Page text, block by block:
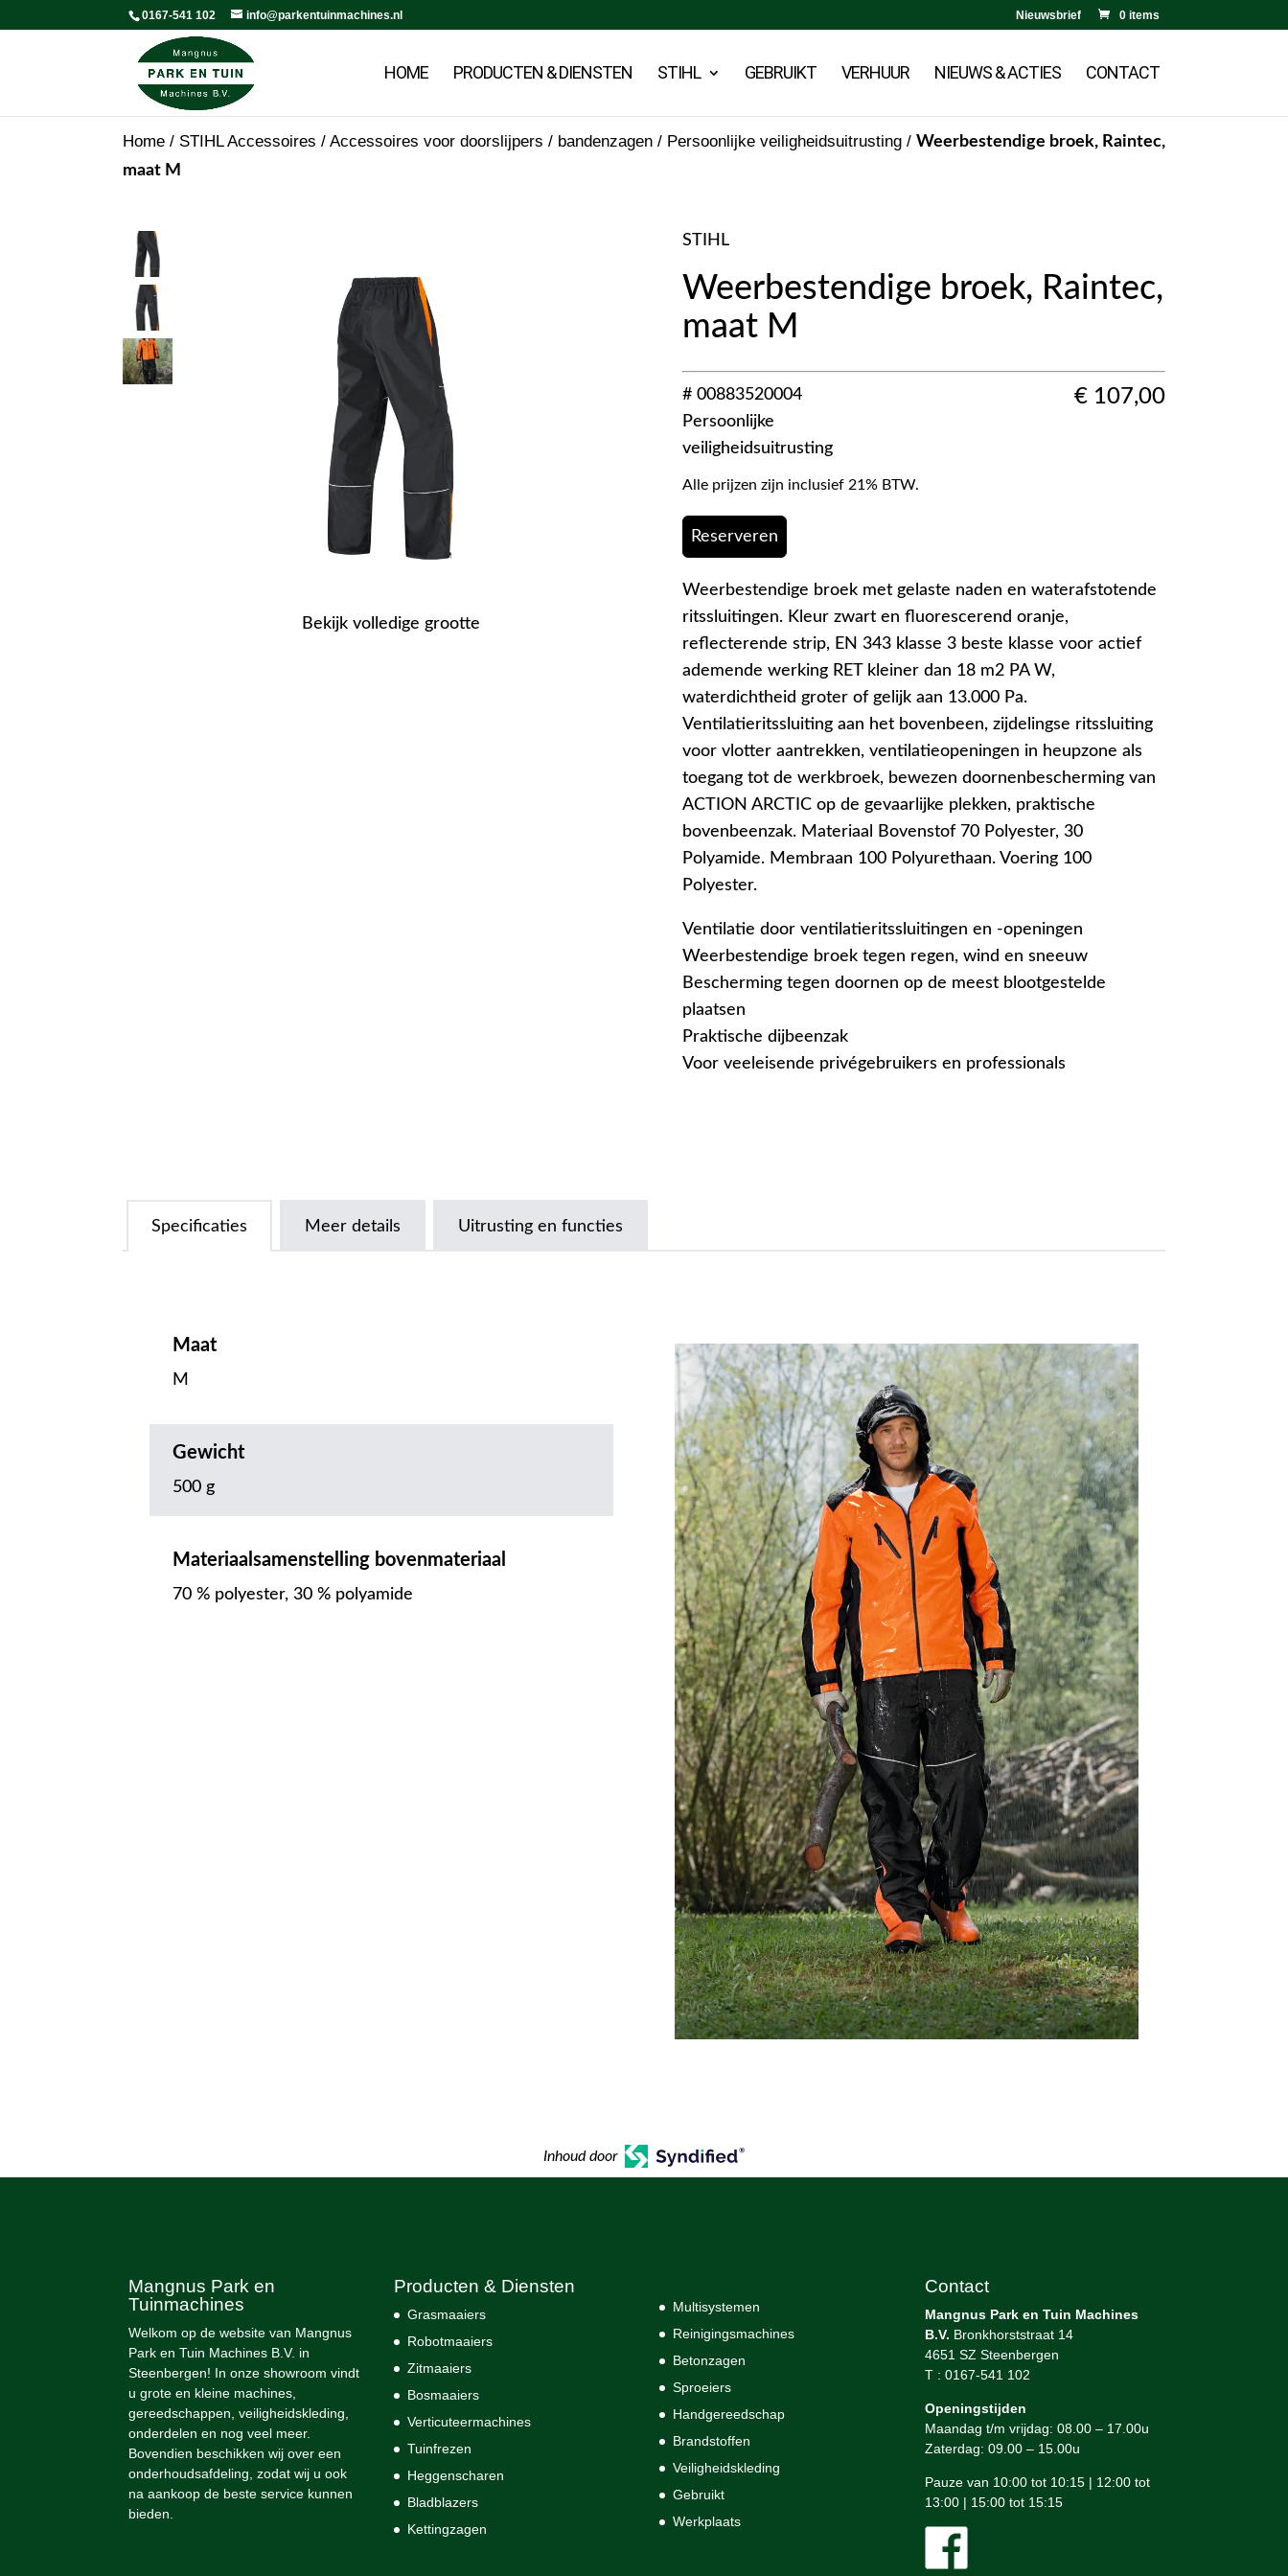
0167-541 102 info@parkentuinmachines.nl Nieuwsbrief 0 items
HOME PRODUCTEN & DIENSTEN STIHL GEBRUIKT VERHUUR NIEUWS & ACTIES CONTACT
Home / STIHL Accessoires / Accessoires voor doorslijpers / bandenzagen / Persoonlijke veiligheidsuitrusting / Weerbestendige broek, Raintec,
maat M
Bekijk volledige grootte
STIHL
Weerbestendige broek, Raintec,
maat M
# 00883520004
Persoonlijke
veiligheidsuitrusting
€ 107,00
Alle prijzen zijn inclusief 21% BTW.
Reserveren
Weerbestendige broek met gelaste naden en waterafstotende
ritssluitingen. Kleur zwart en fluorescerend oranje,
reflecterende strip, EN 343 klasse 3 beste klasse voor actief
ademende werking RET kleiner dan 18 m2 PA W,
waterdichtheid groter of gelijk aan 13.000 Pa.
Ventilatieritssluiting aan het bovenbeen, zijdelingse ritssluiting
voor vlotter aantrekken, ventilatieopeningen in heupzone als
toegang tot de werkbroek, bewezen doornenbescherming van
ACTION ARCTIC op de gevaarlijke plekken, praktische
bovenbeenzak. Materiaal Bovenstof 70 Polyester, 30
Polyamide. Membraan 100 Polyurethaan. Voering 100
Polyester.
Ventilatie door ventilatieritssluitingen en -openingen
Weerbestendige broek tegen regen, wind en sneeuw
Bescherming tegen doornen op de meest blootgestelde
plaatsen
Praktische dijbeenzak
Voor veeleisende privégebruikers en professionals
Specificaties Meer details Uitrusting en functies
Maat
M
Gewicht
500 g
Materiaalsamenstelling bovenmateriaal
70 % polyester, 30 % polyamide
Inhoud door
Mangnus Park en
Tuinmachines
Welkom op de website van Mangnus
Park en Tuin Machines B.V. in
Steenbergen! In onze showroom vindt
u grote en kleine machines,
gereedschappen, veiligheidskleding,
onderdelen en nog veel meer.
Bovendien beschikken wij over een
onderhoudsafdeling, zodat wij u ook
na aankoop de beste service kunnen
bieden.
Producten & Diensten
Grasmaaiers
Robotmaaiers
Zitmaaiers
Bosmaaiers
Verticuteermachines
Tuinfrezen
Heggenscharen
Bladblazers
Kettingzagen
Multisystemen
Reinigingsmachines
Betonzagen
Sproeiers
Handgereedschap
Brandstoffen
Veiligheidskleding
Gebruikt
Werkplaats
Contact
Mangnus Park en Tuin Machines
B.V. Bronkhorststraat 14
4651 SZ Steenbergen
T : 0167-541 102
Openingstijden
Maandag t/m vrijdag: 08.00 – 17.00u
Zaterdag: 09.00 – 15.00u
Pauze van 10:00 tot 10:15 | 12:00 tot
13:00 | 15:00 tot 15:15